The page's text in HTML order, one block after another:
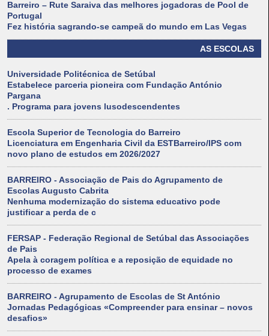
Barreiro – Rute Saraiva das melhores jogadoras de Pool de
Portugal
Fez história sagrando-se campeã do mundo em Las Vegas
AS ESCOLAS
Universidade Politécnica de Setúbal
Estabelece parceria pioneira com Fundação António
Pargana
. Programa para jovens lusodescendentes
Escola Superior de Tecnologia do Barreiro
Licenciatura em Engenharia Civil da ESTBarreiro/IPS com
novo plano de estudos em 2026/2027
BARREIRO - Associação de Pais do Agrupamento de
Escolas Augusto Cabrita
Nenhuma modernização do sistema educativo pode
justificar a perda de c
FERSAP - Federação Regional de Setúbal das Associações
de Pais
Apela à coragem política e a reposição de equidade no
processo de exames
BARREIRO - Agrupamento de Escolas de St António
Jornadas Pedagógicas «Compreender para ensinar – novos
desafios»